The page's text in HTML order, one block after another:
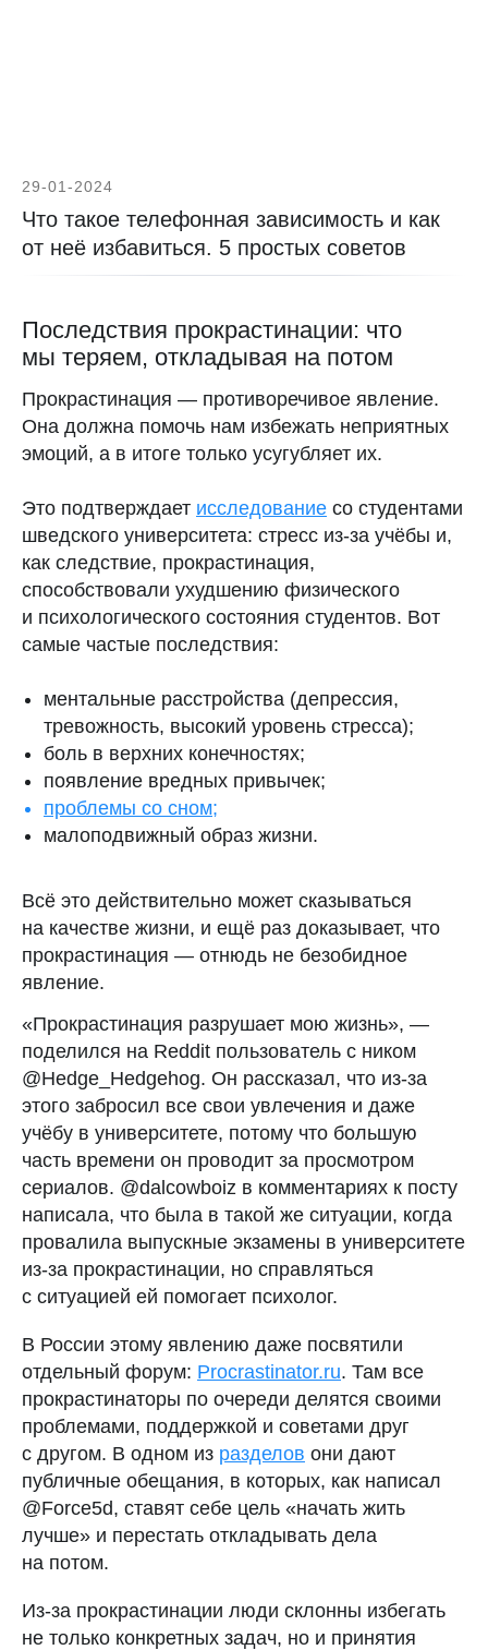
29-01-2024
Что такое телефонная зависимость и как
от неё избавиться. 5 простых советов
Последствия прокрастинации: что
мы теряем, откладывая на потом
Прокрастинация — противоречивое явление.
Она должна помочь нам избежать неприятных
эмоций, а в итоге только усугубляет их.
Это подтверждает исследование со студентами
шведского университета: стресс из-за учёбы и,
как следствие, прокрастинация,
способствовали ухудшению физического
и психологического состояния студентов. Вот
самые частые последствия:
ментальные расстройства (депрессия,
тревожность, высокий уровень стресса);
боль в верхних конечностях;
появление вредных привычек;
проблемы со сном;
малоподвижный образ жизни.
Всё это действительно может сказываться
на качестве жизни, и ещё раз доказывает, что
прокрастинация — отнюдь не безобидное
явление.
«Прокрастинация разрушает мою жизнь», —
поделился на Reddit пользователь с ником
@Hedge_Hedgehog. Он рассказал, что из-за
этого забросил все свои увлечения и даже
учёбу в университете, потому что большую
часть времени он проводит за просмотром
сериалов. @dalcowboiz в комментариях к посту
написала, что была в такой же ситуации, когда
провалила выпускные экзамены в университете
из-за прокрастинации, но справляться
с ситуацией ей помогает психолог.
В России этому явлению даже посвятили
отдельный форум: Procrastinator.ru. Там все
прокрастинаторы по очереди делятся своими
проблемами, поддержкой и советами друг
с другом. В одном из разделов они дают
публичные обещания, в которых, как написал
@Force5d, ставят себе цель «начать жить
лучше» и перестать откладывать дела
на потом.
Из-за прокрастинации люди склонны избегать
не только конкретных задач, но и принятия
Подписывайтесь на
нас в Telegram
Наш канал «женщины с клатчем»